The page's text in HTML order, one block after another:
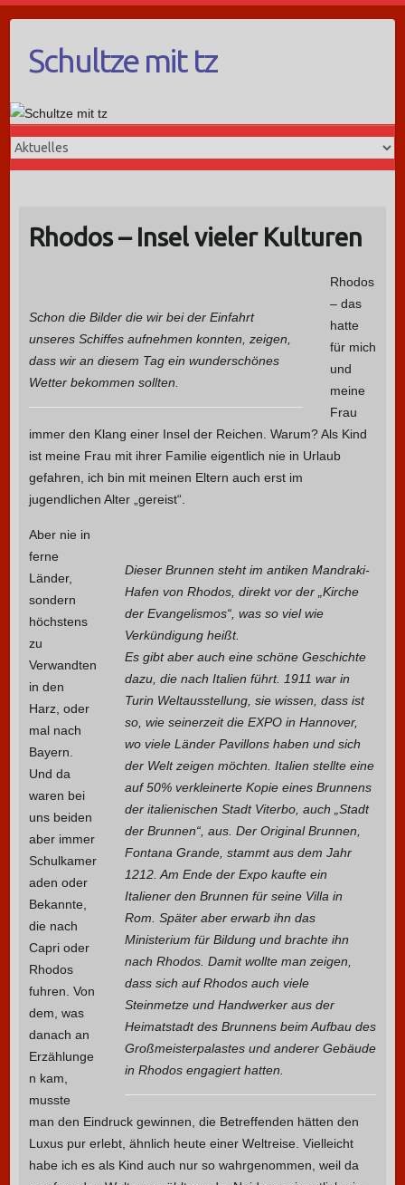
Schultze mit tz
Rhodos – Insel vieler Kulturen
Schon die Bilder die wir bei der Einfahrt
unseres Schiffes aufnehmen konnten, zeigen,
dass wir an diesem Tag ein wunderschönes
Wetter bekommen sollten.
Rhodos
– das
hatte
für mich
und
meine
Frau
immer den Klang einer Insel der Reichen. Warum? Als Kind
ist meine Frau mit ihrer Familie eigentlich nie in Urlaub
gefahren, ich bin mit meinen Eltern auch erst im
jugendlichen Alter „gereist“.
Dieser Brunnen steht im antiken Mandraki-
Hafen von Rhodos, direkt vor der „Kirche
der Evangelismos“, was so viel wie
Verkündigung heißt.
Es gibt aber auch eine schöne Geschichte
dazu, die nach Italien führt. 1911 war in
Turin Weltausstellung, sie wissen, dass ist
so, wie seinerzeit die EXPO in Hannover,
wo viele Länder Pavillons haben und sich
der Welt zeigen möchten. Italien stellte eine
auf 50% verkleinerte Kopie eines Brunnens
der italienischen Stadt Viterbo, auch „Stadt
der Brunnen“, aus. Der Original Brunnen,
Fontana Grande, stammt aus dem Jahr
1212. Am Ende der Expo kaufte ein
Italiener den Brunnen für seine Villa in
Rom. Später aber erwarb ihn das
Ministerium für Bildung und brachte ihn
nach Rhodos. Damit wollte man zeigen,
dass sich auf Rhodos auch viele
Steinmetze und Handwerker aus der
Heimatstadt des Brunnens beim Aufbau des
Großmeisterpalastes und anderer Gebäude
in Rhodos engagiert hatten.
Aber nie in
ferne
Länder,
sondern
höchstens
zu
Verwandten
in den
Harz, oder
mal nach
Bayern.
Und da
waren bei
uns beiden
aber immer
Schulkamer
aden oder
Bekannte,
die nach
Capri oder
Rhodos
fuhren. Von
dem, was
danach an
Erzählunge
n kam,
musste
man den Eindruck gewinnen, die Betreffenden hätten den
Luxus pur erlebt, ähnlich heute einer Weltreise. Vielleicht
habe ich es als Kind auch nur so wahrgenommen, weil da